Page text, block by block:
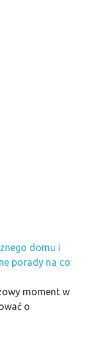
domu i
porady na co
moment w
o